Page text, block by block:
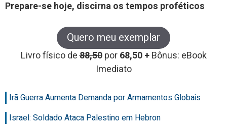
Prepare-se hoje, discirna os tempos proféticos
Quero meu exemplar
Livro físico de88,50 por68,50 +Bônus: eBook
Imediato
Irã Guerra Aumenta Demanda por Armamentos Globais
Israel: Soldado Ataca Palestino em Hebron